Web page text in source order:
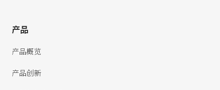
产品
产品概览
产品创新